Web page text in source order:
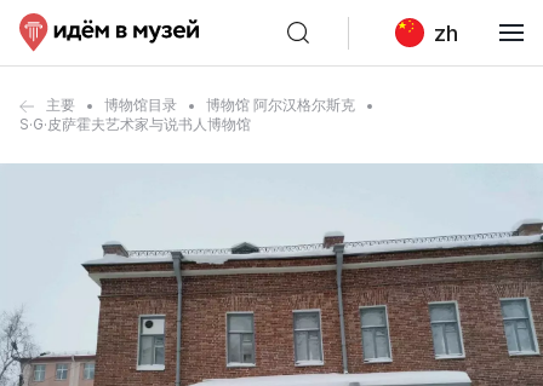
zh
主要 博物馆目录
博物馆 阿尔汉格尔斯克
S·G·皮萨霍夫艺术家与说书人博物馆